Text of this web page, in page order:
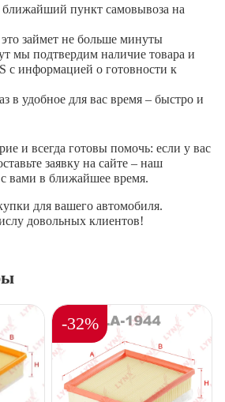
пункт самовывоза на
займет не больше минуты
мы подтвердим наличие товара и
с информацией о готовности к
в удобное для вас время – быстро и
и всегда готовы помочь: если у вас
заявку на сайте – наш
вами в ближайшее время.
для вашего автомобиля.
довольных клиентов!
-32%